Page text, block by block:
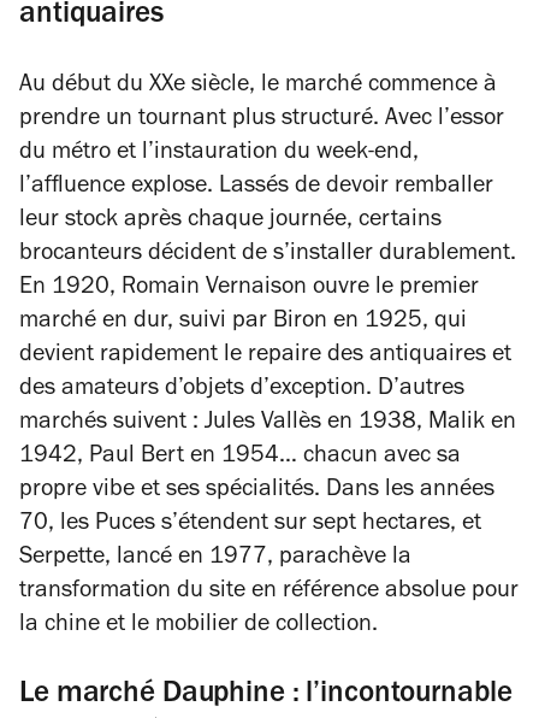
antiquaires
Au début du XXe siècle, le marché commence à
prendre un tournant plus structuré. Avec l’essor
du métro et l’instauration du week-end,
l’affluence explose. Lassés de devoir remballer
leur stock après chaque journée, certains
brocanteurs décident de s’installer durablement.
En 1920, Romain Vernaison ouvre le premier
marché en dur, suivi par Biron en 1925, qui
devient rapidement le repaire des antiquaires et
des amateurs d’objets d’exception. D’autres
marchés suivent : Jules Vallès en 1938, Malik en
1942, Paul Bert en 1954… chacun avec sa
propre vibe et ses spécialités. Dans les années
70, les Puces s’étendent sur sept hectares, et
Serpette, lancé en 1977, parachève la
transformation du site en référence absolue pour
la chine et le mobilier de collection.
Le marché Dauphine : l’incontournable